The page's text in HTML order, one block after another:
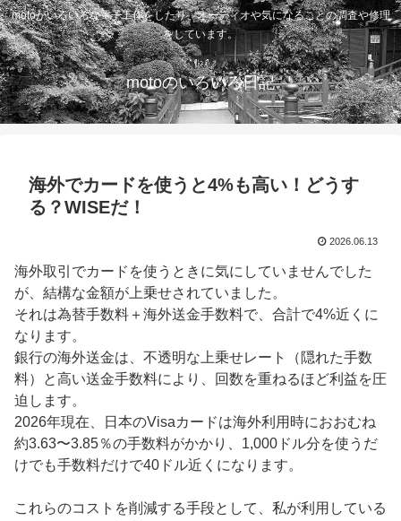
motoがいろいろな電子工作をしたり、オーディオや気になることの調査や修理
をしています。
motoのいろいろ日記
海外でカードを使うと4%も高い！どうす
る？WISEだ！
2026.06.13
海外取引でカードを使うときに気にしていませんでした
が、結構な金額が上乗せされていました。
それは為替手数料＋海外送金手数料で、合計で4%近くに
なります。
銀行の海外送金は、不透明な上乗せレート（隠れた手数
料）と高い送金手数料により、回数を重ねるほど利益を圧
迫します。
2026年現在、日本のVisaカードは海外利用時におおむね
約3.63〜3.85％の手数料がかかり、1,000ドル分を使うだ
けでも手数料だけで40ドル近くになります。
これらのコストを削減する手段として、私が利用している